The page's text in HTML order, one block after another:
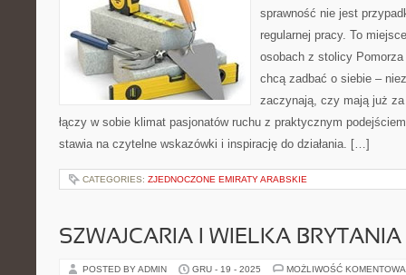
sprawność nie jest
regularnej pracy. To
osobach z stolicy
chcą zadbać o siebie –
zaczynają, czy mają już
łączy w sobie klimat pasjonatów ruchu z praktycznym
stawia na czytelne wskazówki i inspirację do działania. […]
CATEGORIES: ZJEDNOCZONE EMIRATY ARABSKIE
SZWAJCARIA I WIELKA BRYTANIA
POSTED BY ADMIN GRU - 19 - 2025 MOŻLIWOŚĆ